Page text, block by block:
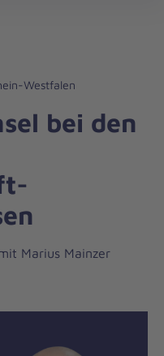
Westfalen
bei den
Marius Mainzer